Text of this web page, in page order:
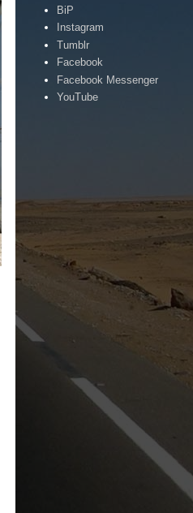
BiP
Instagram
Tumblr
Facebook
Facebook Messenger
YouTube